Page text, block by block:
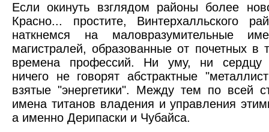
Если окинуть взглядом районы более
Красно... простите, Винтерхалльского
наткнемся на маловразумительные
магистралей, образованные от почетных в
времена профессий. Ни уму, ни сердцу
ничего не говорят абстрактные
взятые "энергетики". Между тем по всей
имена титанов владения и управления
а именно Дерипаски и Чубайса.